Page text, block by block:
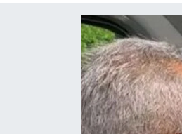
Haber Arşivi